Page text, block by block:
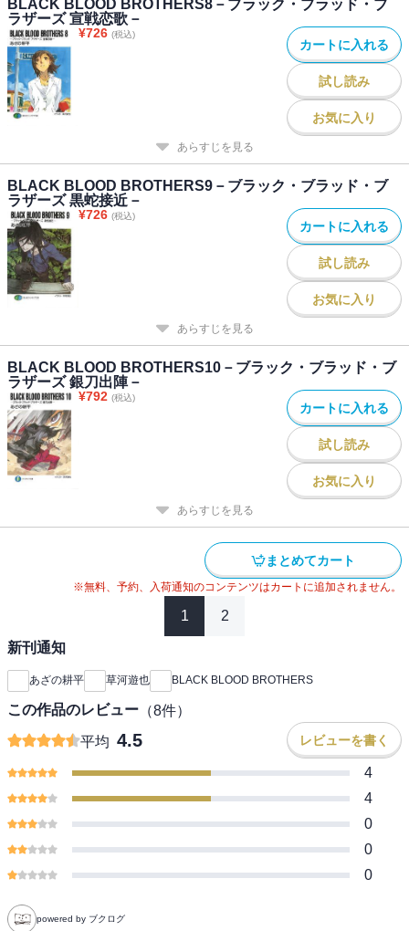
BLACK BLOOD BROTHERS8－ブラック・ブラッド・ブ
ラザーズ 宣戦恋歌－
¥726 (税込)
カートに入れる
試し読み
お気に入り
あらすじを見る
BLACK BLOOD BROTHERS9－ブラック・ブラッド・ブ
ラザーズ 黒蛇接近－
¥726 (税込)
カートに入れる
試し読み
お気に入り
あらすじを見る
BLACK BLOOD BROTHERS10－ブラック・ブラッド・ブ
ラザーズ 銀刀出陣－
¥792 (税込)
カートに入れる
試し読み
お気に入り
あらすじを見る
まとめてカート
※無料、予約、入荷通知のコンテンツはカートに追加されません。
1 2
新刊通知
あざの耕平 草河遊也 BLACK BLOOD BROTHERS
この作品のレビュー （8件）
平均 4.5 レビューを書く
4
4
0
0
0
powered by ブクログ